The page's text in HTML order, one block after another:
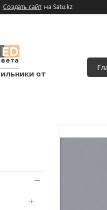
Создать сайт на Satu.kz
от